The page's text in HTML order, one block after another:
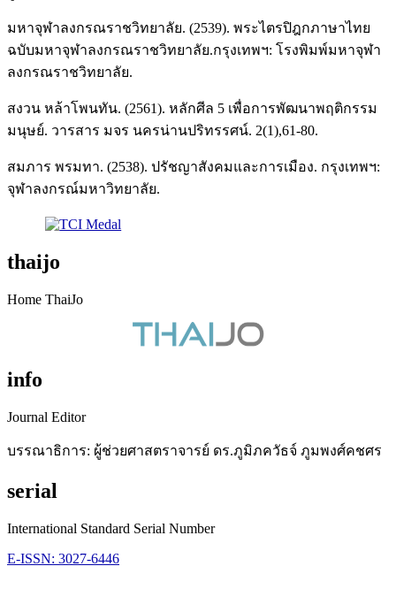
มหาจุฬาลงกรณราชวิทยาลัย. (2539). พระไตรปิฎกภาษาไทย
ฉบับมหาจุฬาลงกรณราชวิทยาลัย.กรุงเทพฯ: โรงพิมพ์มหาจุฬา
ลงกรณราชวิทยาลัย.
สงวน หล้าโพนทัน. (2561). หลักศีล 5 เพื่อการพัฒนาพฤติกรรม
มนุษย์. วารสาร มจร นครน่านปริทรรศน์. 2(1),61-80.
สมภาร พรมทา. (2538). ปรัชญาสังคมและการเมือง. กรุงเทพฯ:
จุฬาลงกรณ์มหาวิทยาลัย.
thaijo
Home ThaiJo
info
Journal Editor
บรรณาธิการ: ผู้ช่วยศาสตราจารย์ ดร.ภูมิภควัธจ์ ภูมพงศ์คชศร
serial
International Standard Serial Number
E-ISSN: 3027-6446